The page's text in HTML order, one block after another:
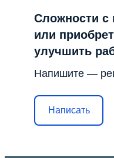
Сложности с
или
улучшить
Напишите —
Написать